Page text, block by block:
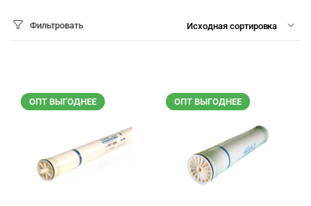
Фильтровать
ОПТ ВЫГОДНЕЕ ОПТ ВЫГОДНЕЕ